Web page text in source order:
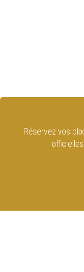
Réservez vos